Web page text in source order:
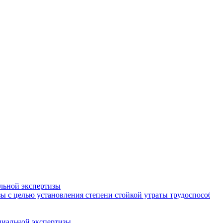
экспертизы
целью установления степени стойкой утраты